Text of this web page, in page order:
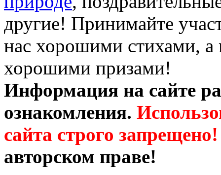
другие! Принимайте
нас хорошими стихами, а
хорошими призами!
Информация на сайте
ознакомления.
сайта строго запрещено!
авторском праве!